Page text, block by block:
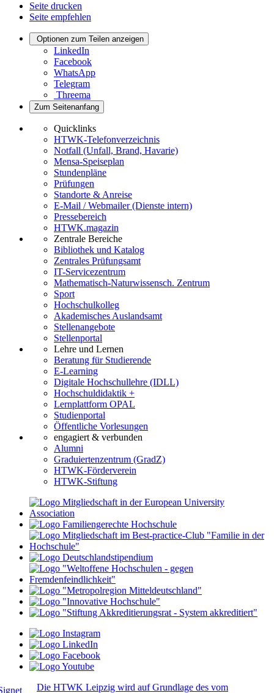
Seite drucken
Seite empfehlen
Optionen zum Teilen anzeigen
LinkedIn
Facebook
WhatsApp
Telegram
Threema
Zum Seitenanfang
Quicklinks
HTWK-Telefonverzeichnis
Notfall (Unfall, Brand, Havarie)
Mensa-Speiseplan
Stundenpläne
Prüfungen
Standorte & Anreise
E-Mail / Webmailer (Dienste intern)
Pressebereich
HTWK.magazin
Zentrale Bereiche
Bibliothek und Katalog
Zentrales Prüfungsamt
IT-Servicezentrum
Mathematisch-Naturwissensch. Zentrum
Sport
Hochschulkolleg
Akademisches Auslandsamt
Stellenangebote
Stellenportal
Lehre und Lernen
Beratung für Studierende
E-Learning
Digitale Hochschullehre (IDLL)
Hochschuldidaktik +
Lernplattform OPAL
Studienportal
Öffentliche Vorlesungen
engagiert & verbunden
Alumni
Graduiertenzentrum (GradZ)
HTWK-Förderverein
HTWK-Stiftung
Die HTWK Leipzig wird auf Grundlage des vom